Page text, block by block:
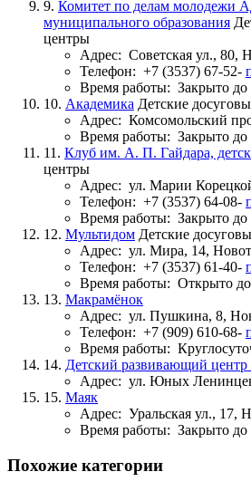
9. Комитет по делам молодежи
муниципального образования
центры
Адрес: Советская ул., 80,
Телефон: +7 (3537) 67-52-
Время работы: Закрыто до
10. Академика Детские
Адрес: Комсомольский
Время работы: Закрыто до
11. Клуб им. А. П. Гайдара,
центры
Адрес: ул. Марии
Телефон: +7 (3537) 64-08-
Время работы: Закрыто до
12. Мультидом Детские
Адрес: ул. Мира, 14,
Телефон: +7 (3537) 61-40-
Время работы: Открыто
13. Макрамёнок
Адрес: ул. Пушкина, 8,
Телефон: +7 (909) 610-68-
Время работы:
14. Детский развивающий
Адрес: ул. Юных
15. Маяк
Адрес: Уральская ул., 17,
Время работы: Закрыто до
Похожие категории